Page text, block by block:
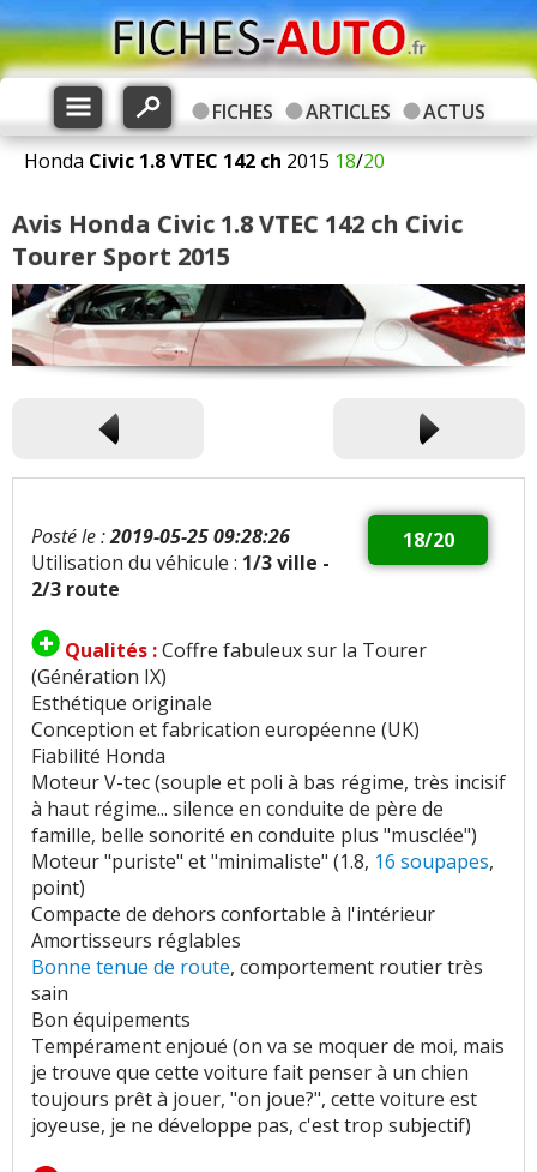
FICHES ARTICLES
ACTUS
Honda Civic 1.8 VTEC 142 ch 2015 18/20
Avis Honda Civic 1.8 VTEC 142 ch Civic
Tourer Sport 2015
18/20
Posté le :2019-05-25 09:28:26
Utilisation du véhicule : 1/3 ville -
2/3 route
Qualités :Coffre fabuleux sur la Tourer
(Génération IX)
Esthétique originale
Conception et fabrication européenne (UK)
Fiabilité Honda
Moteur V-tec (souple et poli à bas régime, très incisif
à haut régime... silence en conduite de père de
famille, belle sonorité en conduite plus "musclée")
Moteur "puriste" et "minimaliste" (1.8, 16 soupapes,
point)
Compacte de dehors confortable à l'intérieur
Amortisseurs réglables
Bonne tenue de route, comportement routier très
sain
Bon équipements
Tempérament enjoué (on va se moquer de moi, mais
je trouve que cette voiture fait penser à un chien
toujours prêt à jouer, "on joue?", cette voiture est
joyeuse, je ne développe pas, c'est trop subjectif)